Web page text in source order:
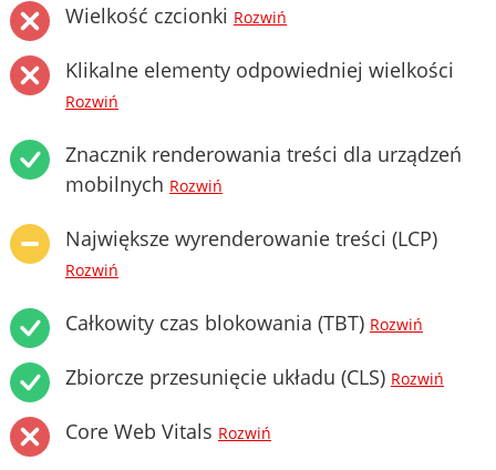
Wielkość czcionki Rozwiń
Klikalne elementy odpowiedniej wielkości
Rozwiń
Znacznik renderowania treści dla urządzeń
mobilnych Rozwiń
Największe wyrenderowanie treści (LCP)
Rozwiń
Całkowity czas blokowania (TBT) Rozwiń
Zbiorcze przesunięcie układu (CLS) Rozwiń
Core Web Vitals Rozwiń